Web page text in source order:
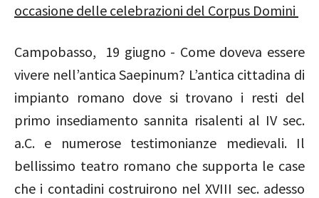
occasione delle celebrazioni del Corpus Domini
Campobasso, 19 giugno - Come doveva essere
vivere nell’antica Saepinum? L’antica cittadina di
impianto romano dove si trovano i resti del
primo insediamento sannita risalenti al IV sec.
a.C. e numerose testimonianze medievali. Il
bellissimo teatro romano che supporta le case
che i contadini costruirono nel XVIII sec. adesso